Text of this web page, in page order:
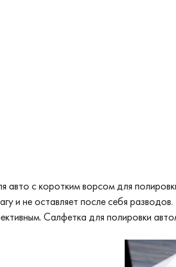
авто с коротким ворсом для
и не оставляет после себя
Салфетка для полировки